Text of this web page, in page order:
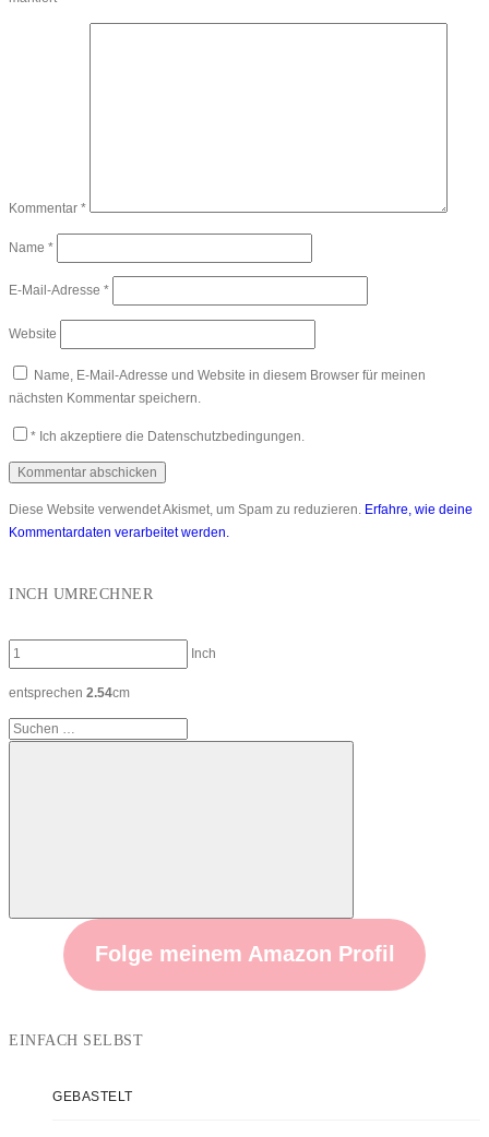
Kommentar *
Name *
E-Mail-Adresse *
Website
Name, E-Mail-Adresse und Website in diesem Browser für meinen
nächsten Kommentar speichern.
* Ich akzeptiere die Datenschutzbedingungen.
Diese Website verwendet Akismet, um Spam zu reduzieren. Erfahre, wie deine
Kommentardaten verarbeitet werden.
INCH UMRECHNER
Inch
entsprechen 2.54cm
Suchen
Folge meinem Amazon Profil
EINFACH SELBST
GEBASTELT